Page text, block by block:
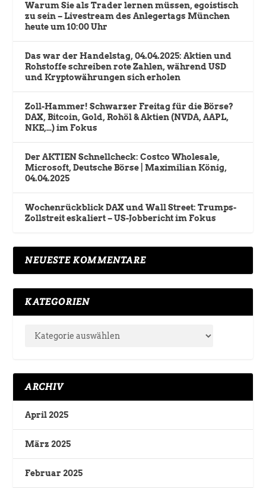
Warum Sie als Trader lernen müssen, egoistisch
zu sein – Livestream des Anlegertags München
heute um 10:00 Uhr
Das war der Handelstag, 04.04.2025: Aktien und
Rohstoffe schreiben rote Zahlen, während USD
und Kryptowährungen sich erholen
Zoll-Hammer! Schwarzer Freitag für die Börse?
DAX, Bitcoin, Gold, Rohöl & Aktien (NVDA, AAPL,
NKE,…) im Fokus
Der AKTIEN Schnellcheck: Costco Wholesale,
Microsoft, Deutsche Börse | Maximilian König,
04.04.2025
Wochenrückblick DAX und Wall Street: Trumps-
Zollstreit eskaliert – US-Jobbericht im Fokus
NEUESTE KOMMENTARE
KATEGORIEN
ARCHIV
April 2025
März 2025
Februar 2025